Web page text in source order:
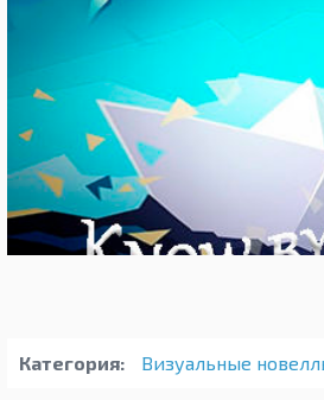
Категория: Визуальные